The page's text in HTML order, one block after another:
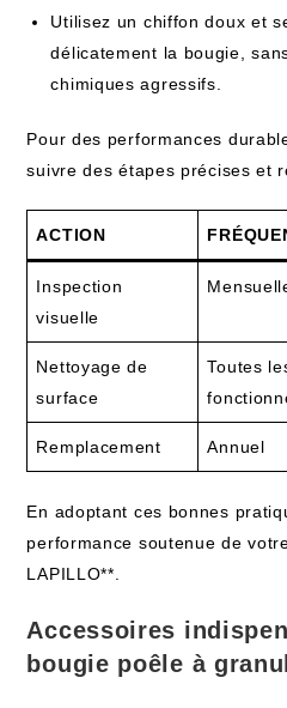
Utilisez un chiffon doux et
délicatement la bougie,
chimiques agressifs.
Pour des performances
suivre des étapes précises et
ACTION
Inspection
visuelle
Nettoyage de
surface
Toutes
Remplacement Annuel
En adoptant ces bonnes
performance soutenue de
LAPILLO**.
Accessoires
bougie poêle à